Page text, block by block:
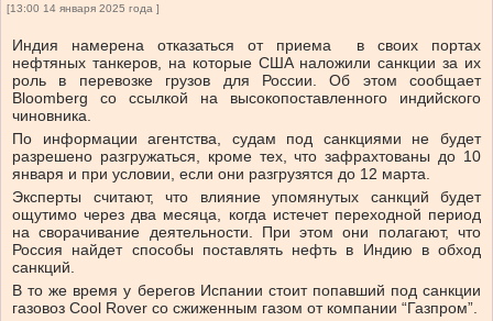
[13:00 14 января 2025 года ]
Индия намерена отказаться от приема в своих портах
нефтяных танкеров, на которые США наложили санкции за их
роль в перевозке грузов для России. Об этом сообщает
Bloomberg со ссылкой на высокопоставленного индийского
чиновника.
По информации агентства, судам под санкциями не будет
разрешено разгружаться, кроме тех, что зафрахтованы до 10
января и при условии, если они разгрузятся до 12 марта.
Эксперты считают, что влияние упомянутых санкций будет
ощутимо через два месяца, когда истечет переходной период
на сворачивание деятельности. При этом они полагают, что
Россия найдет способы поставлять нефть в Индию в обход
санкций.
В то же время у берегов Испании стоит попавший под санкции
газовоз Cool Rover со сжиженным газом от компании “Газпром”.